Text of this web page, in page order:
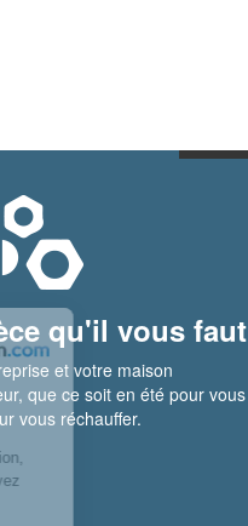
qu'il vous faut
et votre maison
que ce soit en été pour vous
vous réchauffer.